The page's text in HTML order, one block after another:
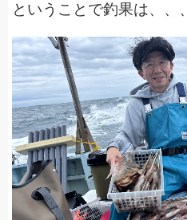
ということで釣果は、、、